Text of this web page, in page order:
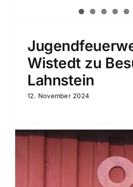
Wistedt zu
Lahnstein
12. November 2024